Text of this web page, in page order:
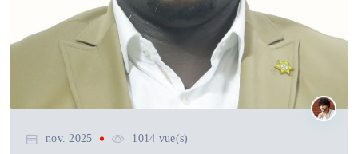
nov. 2025 1014 vue(s)